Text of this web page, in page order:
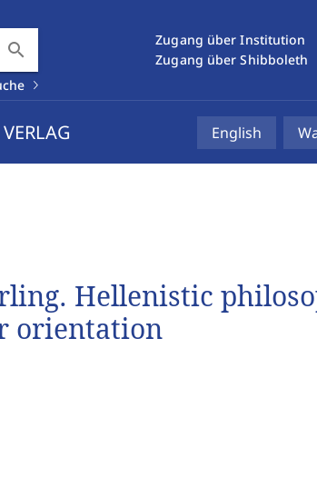
search
Zugang über Institution
Zugang über Shibboleth
VERLAG English
Hellenistic
orientation